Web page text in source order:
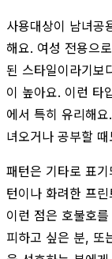
사용대상이 남녀공
해요. 여성 전용으
된 스타일이라기보
이 높아요. 이런 타
에서 특히 유리해
녀오거나 공부할
패턴은 기타로 표
턴이나 화려한 프
이런 점은 호불호
피하고 싶은 분, 또